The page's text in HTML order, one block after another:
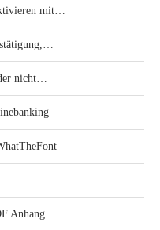
mit…
nicht…
Anhang